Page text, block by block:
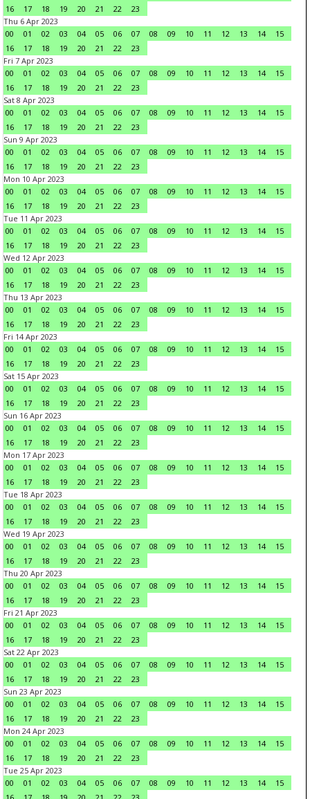
16
17 18 19 20 21 22
23
Thu 6 Apr 2023
00
01 02 03 04 05 06 07 08 09 10 11 12 13 14
15
16
17 18 19 20 21 22
23
Fri 7 Apr 2023
00
01 02 03 04 05 06 07 08 09 10 11 12 13 14
15
16
17 18 19 20 21 22
23
Sat 8 Apr 2023
00
01 02 03 04 05 06 07 08 09 10 11 12 13 14
15
16
17 18 19 20 21 22
23
Sun 9 Apr 2023
00
01 02 03 04 05 06 07 08 09 10 11 12 13 14
15
16
17 18 19 20 21 22
23
Mon 10 Apr 2023
00
01 02 03 04 05 06 07 08 09 10 11 12 13 14
15
16
17 18 19 20 21 22
23
Tue 11 Apr 2023
00
01 02 03 04 05 06 07 08 09 10 11 12 13 14
15
16
17 18 19 20 21 22
23
Wed 12 Apr 2023
00
01 02 03 04 05 06 07 08 09 10 11 12 13 14
15
16
17 18 19 20 21 22
23
Thu 13 Apr 2023
00
01 02 03 04 05 06 07 08 09 10 11 12 13 14
15
16
17 18 19 20 21 22
23
Fri 14 Apr 2023
00
01 02 03 04 05 06 07 08 09 10 11 12 13 14
15
16
17 18 19 20 21 22
23
Sat 15 Apr 2023
00
01 02 03 04 05 06 07 08 09 10 11 12 13 14
15
16
17 18 19 20 21 22
23
Sun 16 Apr 2023
00
01 02 03 04 05 06 07 08 09 10 11 12 13 14
15
16
17 18 19 20 21 22
23
Mon 17 Apr 2023
00
01 02 03 04 05 06 07 08 09 10 11 12 13 14
15
16
17 18 19 20 21 22
23
Tue 18 Apr 2023
00
01 02 03 04 05 06 07 08 09 10 11 12 13 14
15
16
17 18 19 20 21 22
23
Wed 19 Apr 2023
00
01 02 03 04 05 06 07 08 09 10 11 12 13 14
15
16
17 18 19 20 21 22
23
Thu 20 Apr 2023
00
01 02 03 04 05 06 07 08 09 10 11 12 13 14
15
16
17 18 19 20 21 22
23
Fri 21 Apr 2023
00
01 02 03 04 05 06 07 08 09 10 11 12 13 14
15
16
17 18 19 20 21 22
23
Sat 22 Apr 2023
00
01 02 03 04 05 06 07 08 09 10 11 12 13 14
15
16
17 18 19 20 21 22
23
Sun 23 Apr 2023
00
01 02 03 04 05 06 07 08 09 10 11 12 13 14
15
16
17 18 19 20 21 22
23
Mon 24 Apr 2023
00
01 02 03 04 05 06 07 08 09 10 11 12 13 14
15
16
17 18 19 20 21 22
23
Tue 25 Apr 2023
00
01 02 03 04 05 06 07 08 09 10 11 12 13 14
15